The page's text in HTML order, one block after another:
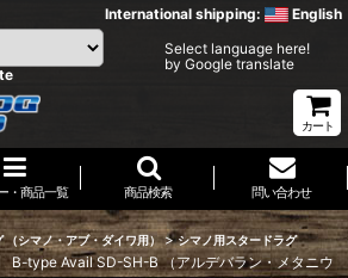
International shipping: English
Select language here!
by Google translate
カート
・商品一覧 商品検索 問い合わせ
（シマノ・アブ・ダイワ用） > シマノ用スタードラグ
B-type Avail SD-SH-B （アルデバラン・メタニウ